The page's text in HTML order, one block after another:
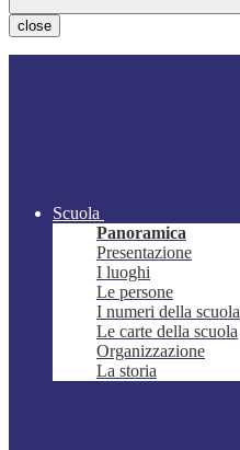
close
Scuola
Panoramica
Presentazione
I luoghi
Le persone
I numeri della scuola
Le carte della scuola
Organizzazione
La storia